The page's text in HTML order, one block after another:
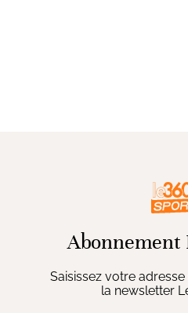
Abonnement
Saisissez votre